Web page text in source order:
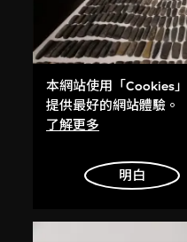
艾未未
1993–2000
本網站使用「Cookies
提供最好的網站體驗。
了解更多
明白